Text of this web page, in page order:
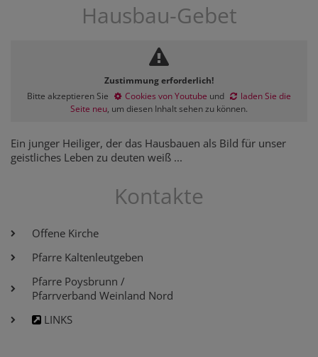
Hausbau-Gebet
Zustimmung erforderlich!
Bitte akzeptieren Sie
Cookies von Youtube und
laden Sie die
Seite neu, um diesen Inhalt sehen zu können.
Ein junger Heiliger, der das Hausbauen als Bild für unser
geistliches Leben zu deuten weiß ...
Kontakte
Offene Kirche
Pfarre Kaltenleutgeben
Pfarre Poysbrunn /
Pfarrverband Weinland Nord
LINKS